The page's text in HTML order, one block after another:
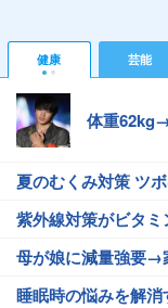
健康 芸能
体重
夏のむくみ対策 ツ
紫外線対策がビタ
母が娘に減量強要→
睡眠時の悩みを解